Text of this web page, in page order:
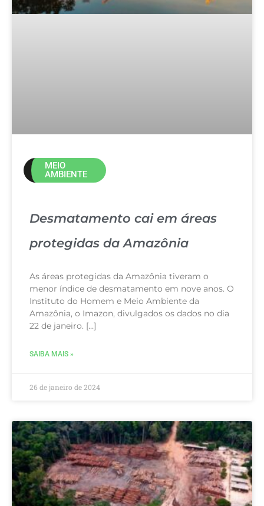
MEIO
AMBIENTE
Desmatamento cai em áreas
protegidas da Amazônia
As áreas protegidas da Amazônia tiveram o
menor índice de desmatamento em nove anos. O
Instituto do Homem e Meio Ambiente da
Amazônia, o Imazon, divulgados os dados no dia
22 de janeiro. […]
SAIBA MAIS »
26 de janeiro de 2024